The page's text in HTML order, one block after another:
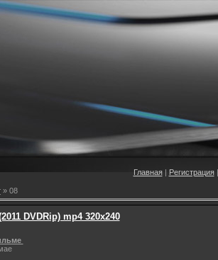
Главная| Регистрация|
» 08
DVDRip) mp4 320х240